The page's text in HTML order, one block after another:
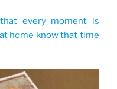
every moment is
home know that time